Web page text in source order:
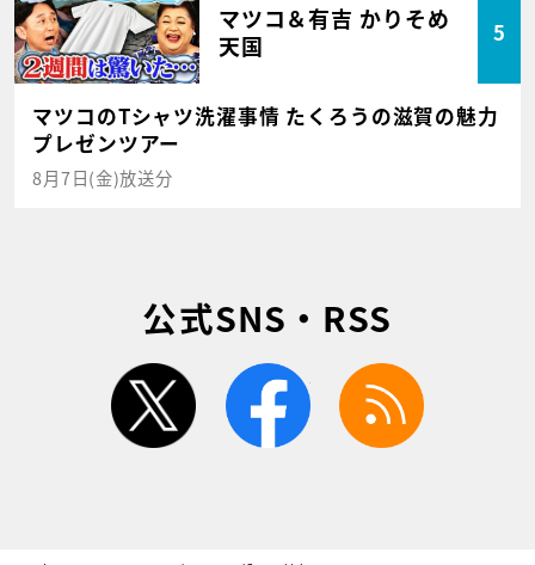
マツコ＆有吉 かりそめ
天国
5
マツコのTシャツ洗濯事情 たくろうの滋賀の魅力
プレゼンツアー
8月7日(金)放送分
公式SNS・RSS
twitter facebook